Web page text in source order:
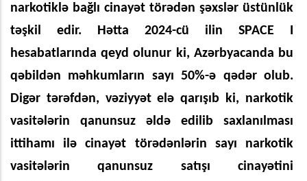
narkotiklə bağlı cinayət törədən şəxslər üstünlük
təşkil edir. Hətta 2024-cü ilin SPACE I
hesabatlarında qeyd olunur ki, Azərbyacanda bu
qəbildən məhkumların sayı 50%-ə qədər olub.
Digər tərəfdən, vəziyyət elə qarışıb ki, narkotik
vasitələrin qanunsuz əldə edilib saxlanılması
ittihamı ilə cinayət törədənlərin sayı narkotik
vasitələrin qanunsuz satışı cinayətini